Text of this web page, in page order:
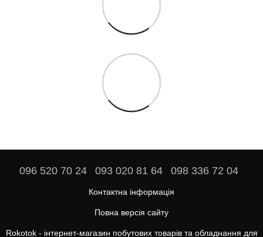
096 520 70 24 093 020 81 64 098 336 72 04
Контактна інформація
Повна версія сайту
Rokotok - інтернет-магазин побутових товарів та обладнання для